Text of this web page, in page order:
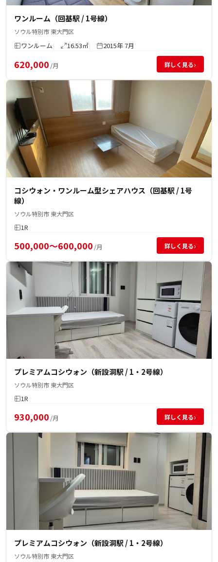
ワンルーム（回基駅 / 1号線）
ソウル特別市 東大門区
ワンルーム 16.53㎡ 2015年 7月
620,000 /月 詳しく見る›
コシウォン・ワンルーム型シェアハウス（回基駅 / 1号
線）
ソウル特別市 東大門区
1R
500,000～600,000 /月 詳しく見る›
プレミアムコシウォン（新設洞駅 / 1・2号線）
ソウル特別市 東大門区
1R
930,000 /月 詳しく見る›
プレミアムコシウォン（新設洞駅 / 1・2号線）
ソウル特別市 東大門区